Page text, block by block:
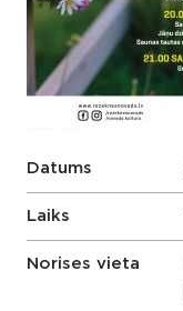
Datums
Laiks
Norises vieta